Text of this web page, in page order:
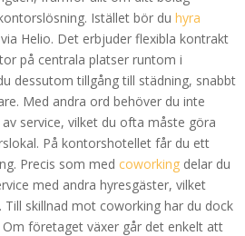
Istället bör du hyra
via Helio. Det erbjuder flexibla kontrakt
på centrala platser runtom i
dessutom tillgång till städning, snabbt
Med andra ord behöver du inte
service, vilket du ofta måste göra
På kontorshotellet får du ett
Precis som med coworkingdelar du
med andra hyresgäster, vilket
skillnad mot coworking har du dock
företaget växer går det enkelt att